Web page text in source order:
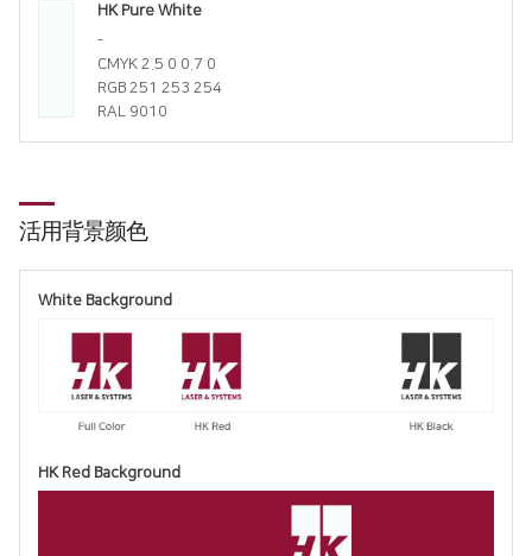
HK Pure White
-
CMYK 2.5 0 0.7 0
RGB 251 253 254
RAL 9010
活用背景颜色
White Background
HK Red Background